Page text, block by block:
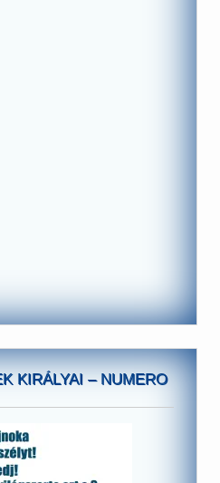
KIRÁLYAI – NUMERO